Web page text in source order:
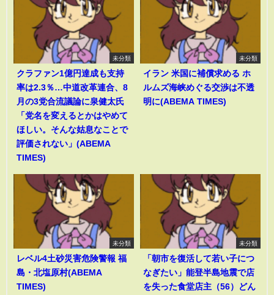
未分類
クラファン1億円達成も支持
率は2.3％…中道改革連合、8
月の3党合流議論に泉健太氏
「党名を変えるとかはやめて
ほしい。そんな姑息なことで
評価されない」(ABEMA
TIMES)
未分類
イラン 米国に補償求める ホ
ルムズ海峡めぐる交渉は不透
明に(ABEMA TIMES)
未分類
レベル4土砂災害危険警報 福
島・北塩原村(ABEMA
TIMES)
未分類
「朝市を復活して若い子につ
なぎたい」能登半島地震で店
を失った食堂店主（56）どん